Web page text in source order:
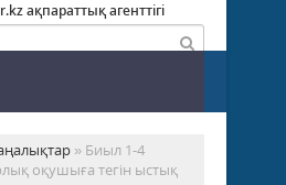
ақпараттық агенттігі
» Биыл 1-4
оқушыға тегін ыстық